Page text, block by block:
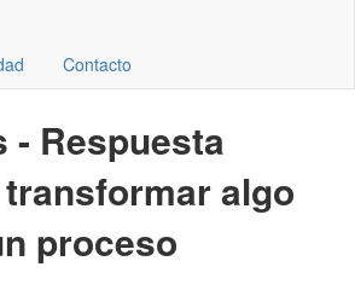
Contacto
- Respuesta
algo
proceso